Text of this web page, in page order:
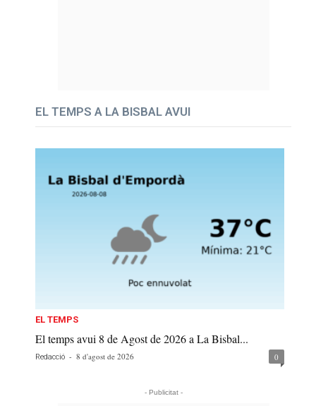
EL TEMPS A LA BISBAL AVUI
EL TEMPS
El temps avui 8 de Agost de 2026 a La Bisbal...
Redacció - 8 d'agost de 2026 0
- Publicitat -